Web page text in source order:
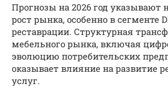
Прогнозы на 2026 год указывают
рост рынка, особенно в сегменте
реставрации. Структурная
мебельного рынка, включая
эволюцию потребительских
оказывает влияние на развитие
услуг.